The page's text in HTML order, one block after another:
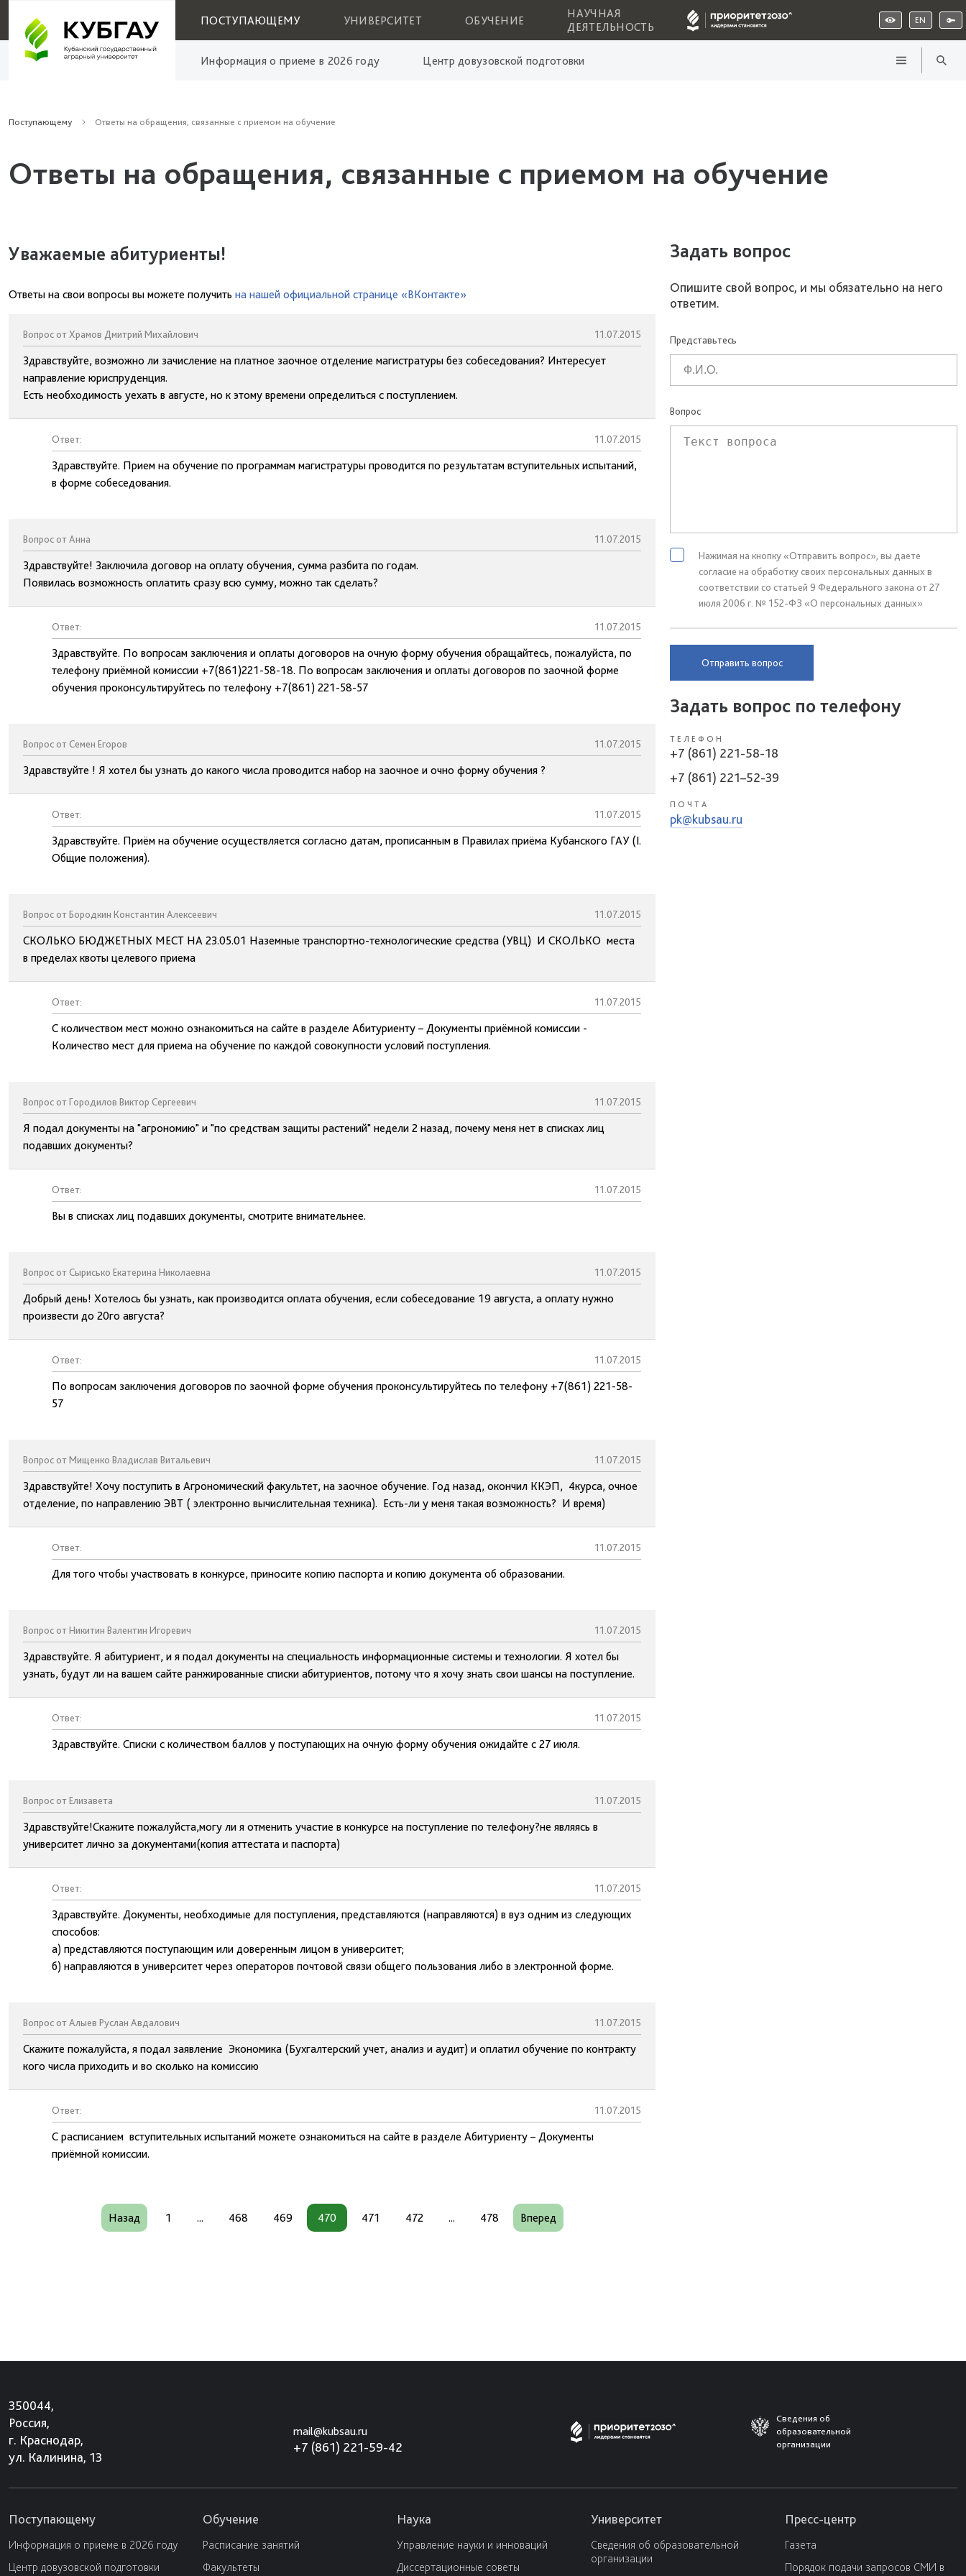
ПОСТУПАЮЩЕМУ УНИВЕРСИТЕТ ОБУЧЕНИЕ
НАУЧНАЯ
ДЕЯТЕЛЬНОСТЬ
EN
Информация о приеме в 2026 году Центр довузовской подготовки
Поступающему Ответы на обращения, связанные с приемом на обучение
Ответы на обращения, связанные с приемом на обучение
Уважаемые абитуриенты!
Ответы на свои вопросы вы можете получить на нашей официальной странице «ВКонтакте»
Вопрос от Храмов Дмитрий Михайлович 11.07.2015
Здравствуйте, возможно ли зачисление на платное заочное отделение магистратуры без собеседования? Интересует
направление юриспруденция.
Есть необходимость уехать в августе, но к этому времени определиться с поступлением.
Ответ: 11.07.2015
Здравствуйте. Прием на обучение по программам магистратуры проводится по результатам вступительных испытаний,
в форме собеседования.
Вопрос от Анна 11.07.2015
Здравствуйте! Заключила договор на оплату обучения, сумма разбита по годам.
Появилась возможность оплатить сразу всю сумму, можно так сделать?
Ответ: 11.07.2015
Здравствуйте. По вопросам заключения и оплаты договоров на очную форму обучения обращайтесь, пожалуйста, по
телефону приёмной комиссии +7(861)221-58-18. По вопросам заключения и оплаты договоров по заочной форме
обучения проконсультируйтесь по телефону +7(861) 221-58-57
Вопрос от Семен Егоров 11.07.2015
Здравствуйте ! Я хотел бы узнать до какого числа проводится набор на заочное и очно форму обучения ?
Ответ: 11.07.2015
Здравствуйте. Приём на обучение осуществляется согласно датам, прописанным в Правилах приёма Кубанского ГАУ (I.
Общие положения).
Вопрос от Бородкин Константин Алексеевич 11.07.2015
СКОЛЬКО БЮДЖЕТНЫХ МЕСТ НА 23.05.01 Наземные транспортно-технологические средства (УВЦ) И СКОЛЬКО места
в пределах квоты целевого приема
Ответ: 11.07.2015
С количеством мест можно ознакомиться на сайте в разделе Абитуриенту – Документы приёмной комиссии -
Количество мест для приема на обучение по каждой совокупности условий поступления.
Вопрос от Городилов Виктор Сергеевич 11.07.2015
Я подал документы на "агрономию" и "по средствам защиты растений" недели 2 назад, почему меня нет в списках лиц
подавших документы?
Ответ: 11.07.2015
Вы в списках лиц подавших документы, смотрите внимательнее.
Вопрос от Сырисько Екатерина Николаевна 11.07.2015
Добрый день! Хотелось бы узнать, как производится оплата обучения, если собеседование 19 августа, а оплату нужно
произвести до 20го августа?
Ответ: 11.07.2015
По вопросам заключения договоров по заочной форме обучения проконсультируйтесь по телефону +7(861) 221-58-
57
Вопрос от Мищенко Владислав Витальевич 11.07.2015
Здравствуйте! Хочу поступить в Агрономический факультет, на заочное обучение. Год назад, окончил ККЭП, 4курса, очное
отделение, по направлению ЭВТ ( электронно вычислительная техника). Есть-ли у меня такая возможность? И время)
Ответ: 11.07.2015
Для того чтобы участвовать в конкурсе, приносите копию паспорта и копию документа об образовании.
Вопрос от Никитин Валентин Игоревич 11.07.2015
Здравствуйте. Я абитуриент, и я подал документы на специальность информационные системы и технологии. Я хотел бы
узнать, будут ли на вашем сайте ранжированные списки абитуриентов, потому что я хочу знать свои шансы на поступление.
Ответ: 11.07.2015
Здравствуйте. Списки с количеством баллов у поступающих на очную форму обучения ожидайте с 27 июля.
Вопрос от Елизавета 11.07.2015
Здравствуйте!Скажите пожалуйста,могу ли я отменить участие в конкурсе на поступление по телефону?не являясь в
университет лично за документами(копия аттестата и паспорта)
Ответ: 11.07.2015
Здравствуйте. Документы, необходимые для поступления, представляются (направляются) в вуз одним из следующих
способов:
а) представляются поступающим или доверенным лицом в университет;
б) направляются в университет через операторов почтовой связи общего пользования либо в электронной форме.
Вопрос от Алыев Руслан Авдалович 11.07.2015
Скажите пожалуйста, я подал заявление Экономика (Бухгалтерский учет, анализ и аудит) и оплатил обучение по контракту
кого числа приходить и во сколько на комиссию
Ответ: 11.07.2015
С расписанием вступительных испытаний можете ознакомиться на сайте в разделе Абитуриенту – Документы
приёмной комиссии.
Назад 1 ... 468 469 470 471 472 ... 478 Вперед
Задать вопрос
Опишите свой вопрос, и мы обязательно на него
ответим.
Представьтесь
Вопрос
Нажимая на кнопку «Отправить вопрос», вы даете
согласие на обработку своих персональных данных в
соответствии со статьей 9 Федерального закона от 27
июля 2006 г. № 152-ФЗ «О персональных данных»
Отправить вопрос
Задать вопрос по телефону
ТЕЛЕФОН
+7 (861) 221-58-18
+7 (861) 221–52-39
ПОЧТА
pk@kubsau.ru
350044,
Россия,
г. Краснодар,
ул. Калинина, 13
mail@kubsau.ru
+7 (861) 221-59-42
Сведения об
образовательной
организации
Поступающему
Информация о приеме в 2026 году
Центр довузовской подготовки
Обучение
Расписание занятий
Факультеты
Наука
Управление науки и инноваций
Диссертационные советы
Университет
Сведения об образовательной
организации
Пресс-центр
Газета
Порядок подачи запросов СМИ в